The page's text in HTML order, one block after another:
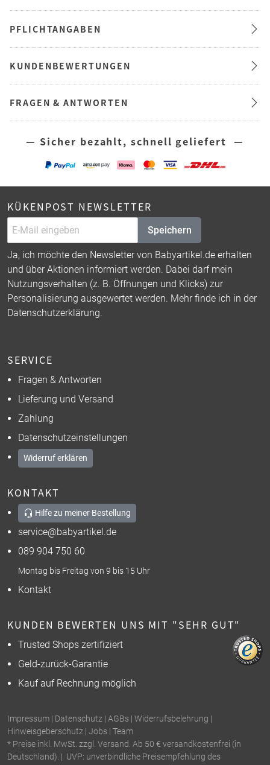
PFLICHTANGABEN
KUNDENBEWERTUNGEN
FRAGEN & ANTWORTEN
— Sicher bezahlt, schnell geliefert —
KÜKENPOST NEWSLETTER
Speichern
Ja, ich möchte den Newsletter von Babyartikel.de erhalten
und über Aktionen informiert werden. Dabei darf mein
Nutzungsverhalten (z. B. Öffnungen und Klicks) zur
Personalisierung ausgewertet werden. Mehr finde ich in der
Datenschutzerklärung.
SERVICE
Fragen & Antworten
Lieferung und Versand
Zahlung
Datenschutzeinstellungen
Widerruf erklären
KONTAKT
Hilfe zu meiner Bestellung
service@babyartikel.de
089 904 750 60
Montag bis Freitag von 9 bis 15 Uhr
Kontakt
KUNDEN BEWERTEN UNS MIT "SEHR GUT"
Trusted Shops zertifiziert
Geld-zurück-Garantie
Kauf auf Rechnung möglich
Impressum | Datenschutz | AGBs | Widerrufsbelehrung |
Hinweisgeberschutz | Jobs | Team
* Preise inkl. MwSt. zzgl. Versand. Ab 50 € versandkostenfrei (in
Deutschland). | UVP: unverbindliche Preisempfehlung des